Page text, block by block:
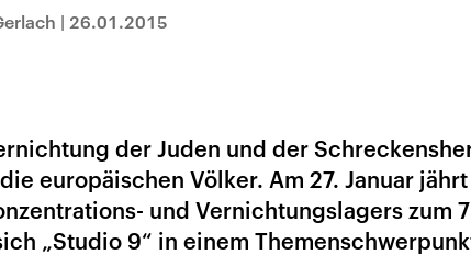
| 26.01.2015
der Juden und der
europäischen Völker. Am 27. Januar
und Vernichtungslagers zum
„Studio 9“ in einem